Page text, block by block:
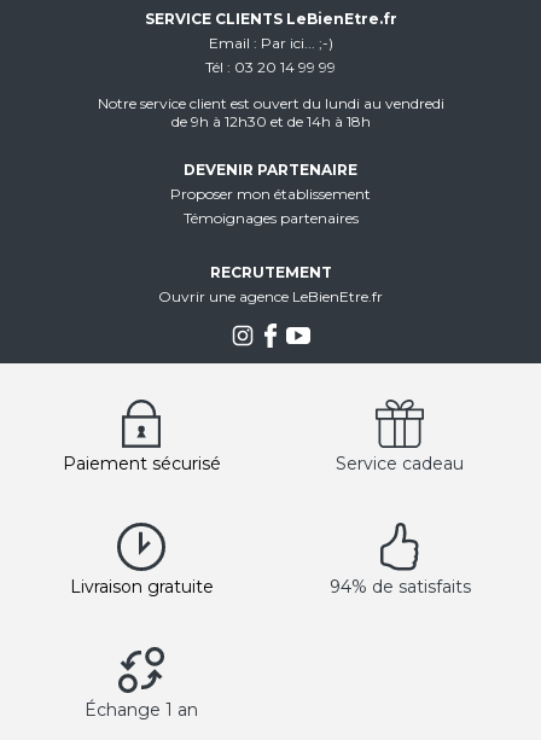
SERVICE CLIENTS LeBienEtre.fr
Email
Par ici... ;-)
Tél
03 20 14 99 99
Notre service client est ouvert du lundi au vendredi
de 9h à 12h30 et de 14h à 18h
DEVENIR PARTENAIRE
Proposer mon établissement
Témoignages partenaires
RECRUTEMENT
Ouvrir une agence LeBienEtre.fr
Paiement sécurisé Service cadeau
Livraison gratuite 94% de satisfaits
Échange 1 an